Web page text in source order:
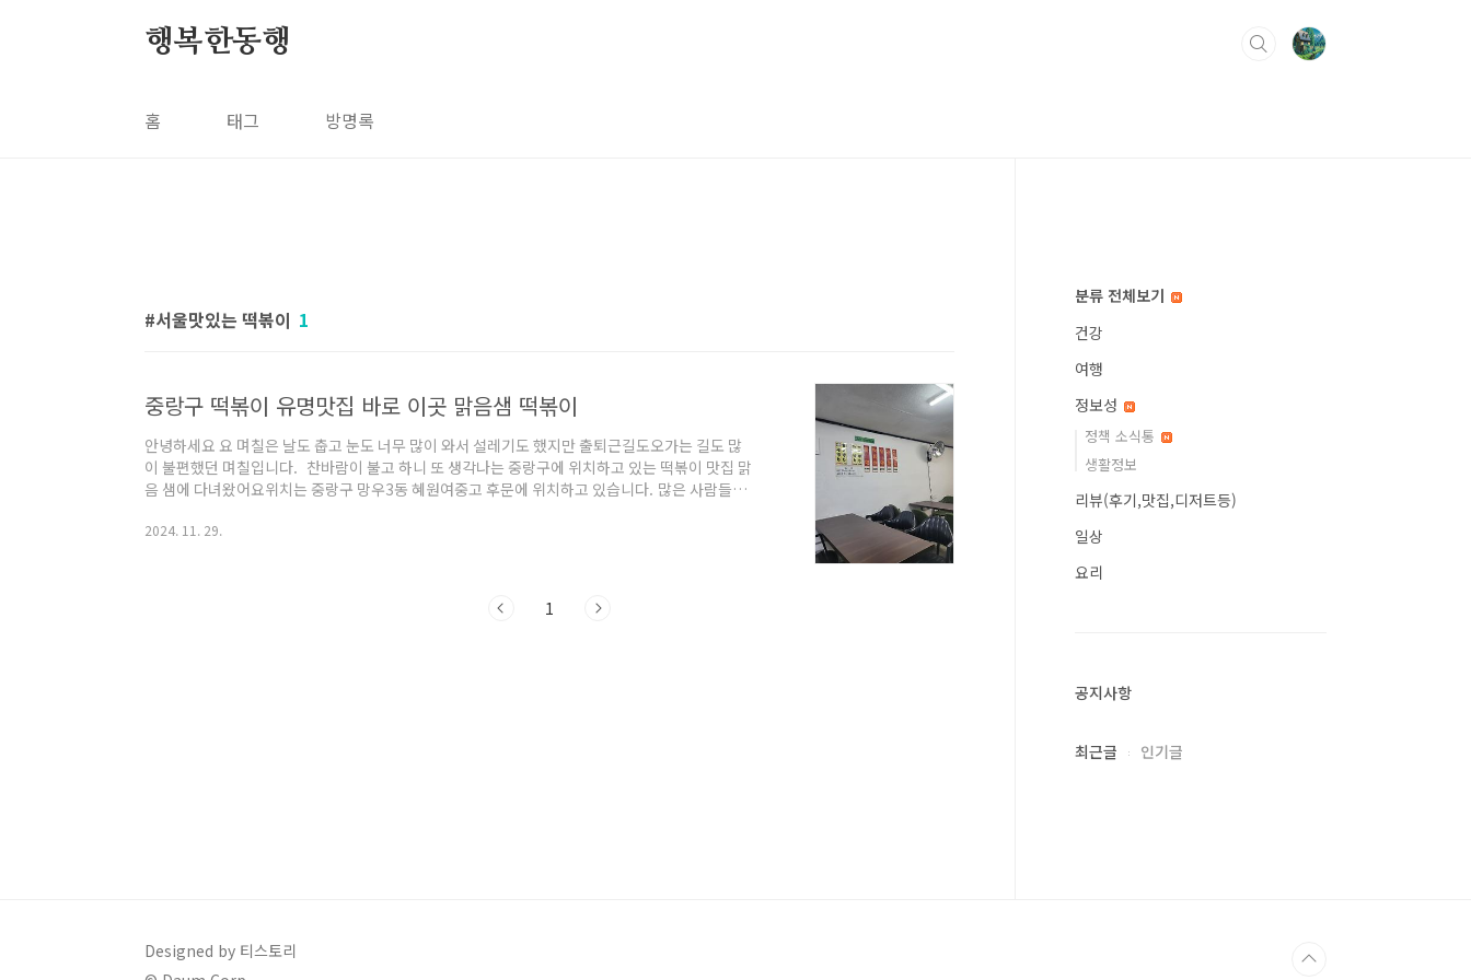
행복한동행
홈 태그 방명록
서울맛있는 떡볶이 1
중랑구 떡볶이 유명맛집 바로 이곳 맑음샘 떡볶이
안녕하세요 요 며칠은 날도 춥고 눈도 너무 많이 와서 설레기도 했지만 출퇴근길도오가는 길도 많
이 불편했던 며칠입니다. 찬바람이 불고 하니 또 생각나는 중랑구에 위치하고 있는 떡볶이 맛집 맑
음 샘에 다녀왔어요위치는 중랑구 망우3동 혜원여중고 후문에 위치하고 있습니다. 많은 사람들이
마다 추억을 생각하며 방문하는 사람들이 많은 것 같았어요오랜만에 가니 의자와 식탁이 바뀌었더
2024. 11. 29.
1
분류 전체보기
건강
여행
정보성
정책 소식통
생활정보
리뷰(후기,맛집,디저트등)
일상
요리
공지사항
최근글 인기글
Designed by 티스토리